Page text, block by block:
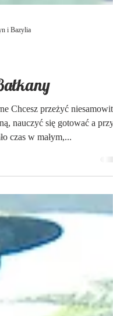
i Bazylia
Chcesz przeżyć niesamowitą
nauczyć się gotować a przy